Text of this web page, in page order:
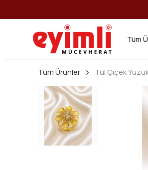
Tüm
Tüm Ürünler Tül Çiçek